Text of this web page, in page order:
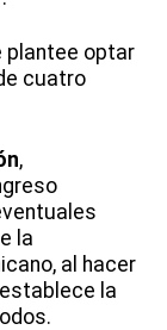
plantee optar
cuatro
,
la
al hacer
la